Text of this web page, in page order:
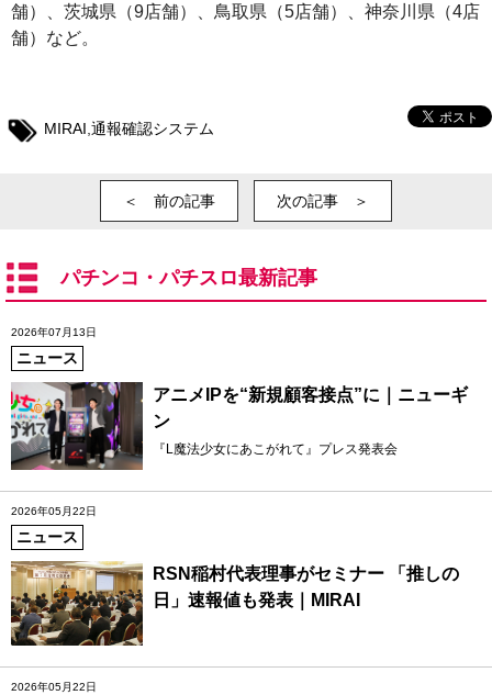
舗）、茨城県（9店舗）、鳥取県（5店舗）、神奈川県（4店
舗）など。
MIRAI 通報確認システム
＜ 前の記事 次の記事 ＞
パチンコ・パチスロ最新記事
2026年07月13日
ニュース
アニメIPを“新規顧客接点”に｜ニューギ
ン
『L魔法少女にあこがれて』プレス発表会
2026年05月22日
ニュース
RSN稲村代表理事がセミナー 「推しの
日」速報値も発表｜MIRAI
2026年05月22日